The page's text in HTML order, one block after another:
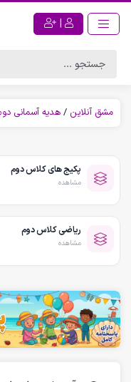
|
مشق آنلاین / هدیه آسمانی
پکیج های کلاس دوم
مشاهده
ریاضی کلاس دوم
مشاهده